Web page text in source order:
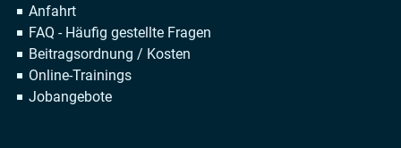
Anfahrt
FAQ - Häufig gestellte Fragen
Beitragsordnung / Kosten
Online-Trainings
Jobangebote